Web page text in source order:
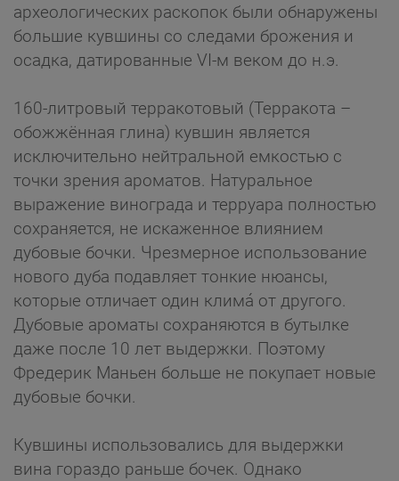
археологических раскопок были обнаружены
большие кувшины со следами брожения и
осадка, датированные VI-м веком до н.э.
160-литровый терракотовый (Терракота –
обожжённая глина) кувшин является
исключительно нейтральной емкостью с
точки зрения ароматов. Натуральное
выражение винограда и терруара полностью
сохраняется, не искаженное влиянием
дубовые бочки. Чрезмерное использование
нового дуба подавляет тонкие нюансы,
которые отличает один климá от другого.
Дубовые ароматы сохраняются в бутылке
даже после 10 лет выдержки. Поэтому
Фредерик Маньен больше не покупает новые
дубовые бочки.
Кувшины использовались для выдержки
вина гораздо раньше бочек. Однако